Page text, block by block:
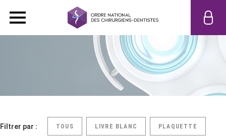
Filtrer par : TOUS LIVRE BLANC PLAQUETTE